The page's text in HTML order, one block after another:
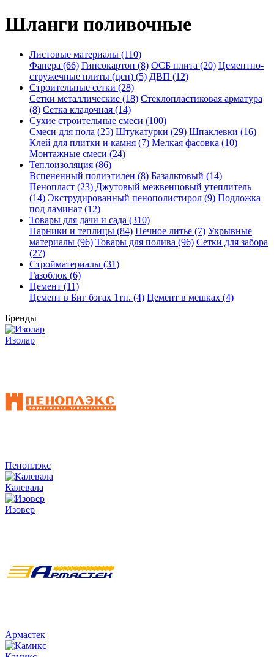
Шланги поливочные
Листовые материалы (110)
Фанера (66) Гипсокартон (8) ОСБ плита (20) Цементно-
стружечные плиты (цсп) (5) ДВП (12)
Строительные сетки (28)
Сетки металлические (18) Стеклопластиковая арматура
(8) Сетка кладочная (14)
Сухие строительные смеси (100)
Смеси для пола (25) Штукатурки (29) Шпаклевки (16)
Клей для плитки и камня (7) Мелкая фасовка (10)
Монтажные смеси (24)
Теплоизоляция (86)
Вспененный полиэтилен (8) Базальтовый (14)
Пенопласт (23) Джутовый межвенцовый утеплитель
(14) Экструдированный пенополистирол (9) Подложка
под ламинат (12)
Товары для дачи и сада (310)
Парники и теплицы (84) Печное литье (7) Укрывные
материалы (96) Товары для полива (96) Сетки для забора
(27)
Стройматериалы (31)
Газоблок (6)
Цемент (11)
Цемент в Биг бэгах 1тн. (4) Цемент в мешках (4)
Бренды
Изолар
Пеноплэкс
Калевала
Изовер
Армастек